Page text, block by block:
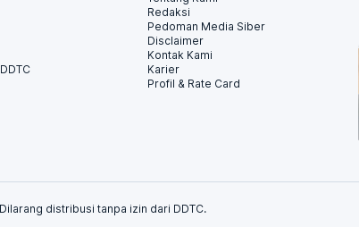
Redaksi
Pedoman Media Siber
Disclaimer
Kontak Kami
Karier
Profil & Rate Card
distribusi tanpa izin dari DDTC.